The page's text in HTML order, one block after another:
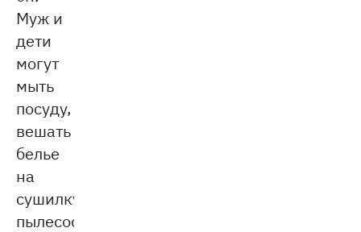
Муж и
дети
могут
мыть
посуду,
вешать
белье
на
сушилку,
пылесосить.